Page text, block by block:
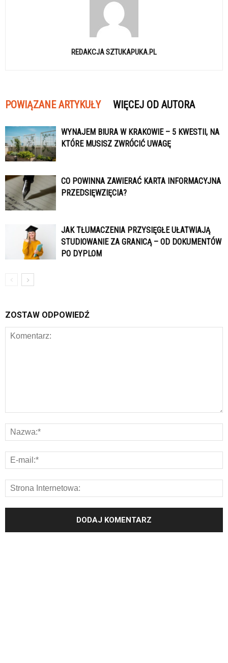
REDAKCJA SZTUKAPUKA.PL
POWIĄZANE ARTYKUŁY WIĘCEJ OD AUTORA
WYNAJEM BIURA W KRAKOWIE – 5 KWESTII, NA
KTÓRE MUSISZ ZWRÓCIĆ UWAGĘ
CO POWINNA ZAWIERAĆ KARTA INFORMACYJNA
PRZEDSIĘWZIĘCIA?
JAK TŁUMACZENIA PRZYSIĘGŁE UŁATWIAJĄ
STUDIOWANIE ZA GRANICĄ – OD DOKUMENTÓW
PO DYPLOM
ZOSTAW ODPOWIEDŹ